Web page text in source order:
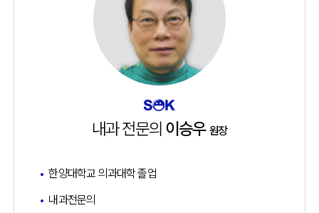
내과 전문의 이승우 원장
한양대학교 의과대학 졸업
내과전문의